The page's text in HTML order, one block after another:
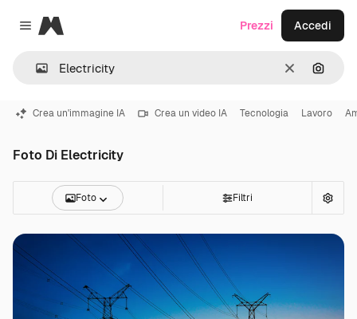
Close menu
Magnific
CancellaCerca
Prezzi Accedi
Crea un'immagine IA Crea un video IA Tecnologia Lavoro
Foto Di Electricity
Foto Filtri